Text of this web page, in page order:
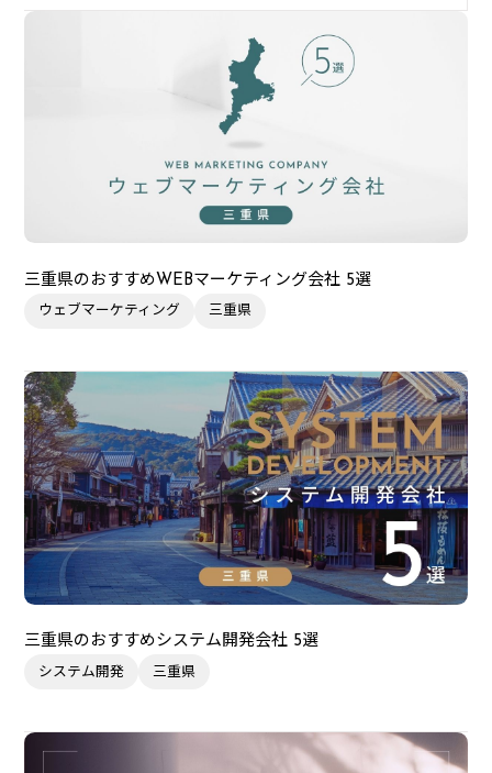
三重県のおすすめWEBマーケティング会社 5選
ウェブマーケティング 三重県
三重県のおすすめシステム開発会社 5選
システム開発 三重県